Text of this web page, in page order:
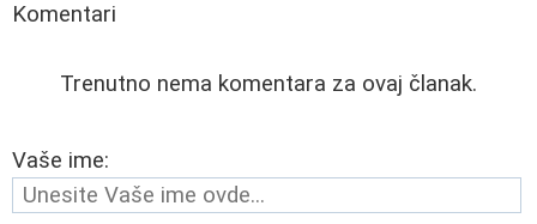
Komentari
Trenutno nema komentara za ovaj članak.
Vaše ime: